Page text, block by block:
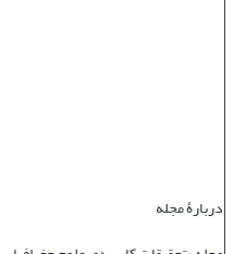
دربارۀ مجله